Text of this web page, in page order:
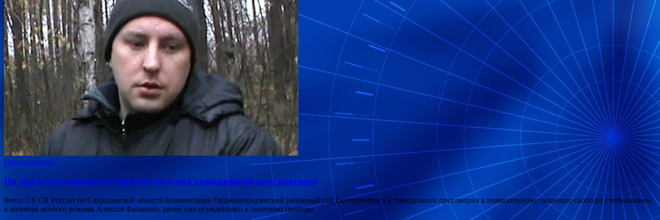
Происшествия
На Урале осужденный за убийства получил пожизненный срок повторно
Фото: СУ СК России по Свердловской области Комментарии Орджоникидзевский районный суд Екатеринбурга в понедельник приговорил к пожизненному лишению свободы с отбыванием
в колонии особого режима Алексея Фалькина, ранее уже осужденного к лишению свободы